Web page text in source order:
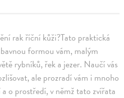
rak říční kůži?Tato praktická
formou vám, malým
rybníků, řek a jezer. Naučí vás
ale prozradí vám i mnoho
o prostředí, v němž tato zvířata